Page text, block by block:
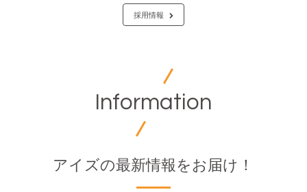
採用情報
Information
アイズの最新情報をお届け！